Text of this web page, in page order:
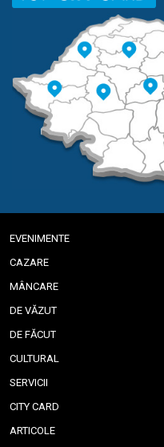
EVENIMENTE
CAZARE
MÂNCARE
DE VĂZUT
DE FĂCUT
CULTURAL
SERVICII
CITY CARD
ARTICOLE